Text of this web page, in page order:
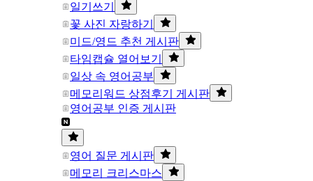
일기쓰기
꽃 사진 자랑하기
미드/영드 추천 게시판
타임캡슐 열어보기
일상 속 영어공부
메모리워드 상점후기 게시판
영어공부 인증 게시판
영어 질문 게시판
메모리 크리스마스